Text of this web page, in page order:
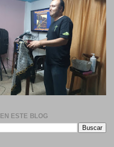
ESTE BLOG